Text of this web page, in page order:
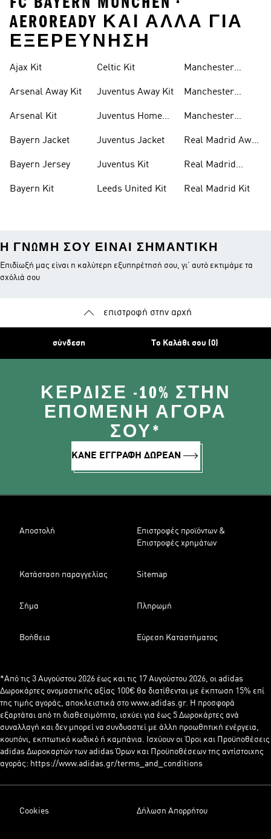
AEROREADY ΚΑΙ ΑΛΛΑ ΓΙΑ
ΕΞΕΡΕΥΝΗΣΗ
Ajax Kit
Arsenal Away Kit
Arsenal Kit
Bayern Jacket
Bayern Jersey
Bayern Kit
Celtic Kit
Juventus Away Kit
Juventus Home
Juventus Jacket
Juventus Kit
Leeds United Kit
Manchester
Manchester
Manchester
Real Madrid Away
Real Madrid
Real Madrid Kit
Η ΓΝΏΜΗ ΣΟΥ ΕΊΝΑΙ ΣΗΜΑΝΤΙΚΉ
Επιδίωξή μας είναι η καλύτερη εξυπηρέτησή σου, γι’ αυτό εκτιμάμε τα
σχόλιά σου
επιστροφή στην αρχή
σύνδεση Το Καλάθι σου (0)
ΚΈΡΔΙΣΕ -10% ΣΤΗΝ
ΕΠΌΜΕΝΗ ΑΓΟΡΆ
ΣΟΥ*
ΚΑΝΕ ΕΓΓΡΑΦΗ ΔΩΡΕΑΝ
Αποστολή
Επιστροφές προϊόντων &
Επιστροφές χρημάτων
Κατάσταση παραγγελίας Sitemap
Σήμα Πληρωμή
Βοήθεια Εύρεση Καταστήματος
*Από τις 3 Αυγούστου 2026 έως και τις 17 Αυγούστου 2026, οι adidas
Δωροκάρτες ονομαστικής αξίας 100€ θα διατίθενται με έκπτωση 15% επί
της τιμής αγοράς, αποκλειστικά στο www.adidas.gr. Η προσφορά
εξαρτάται από τη διαθεσιμότητα, ισχύει για έως 5 Δωροκάρτες ανά
συναλλαγή και δεν μπορεί να συνδυαστεί με άλλη προωθητική ενέργεια,
κουπόνι, εκπτωτικό κωδικό ή καμπάνια. Ισχύουν οι Όροι και Προϋποθέσεις
adidas Δωροκαρτών των adidas Όρων και Προϋποθέσεων της αντίστοιχης
αγοράς: https://www.adidas.gr/terms_and_conditions
Cookies Δήλωση Απορρήτου